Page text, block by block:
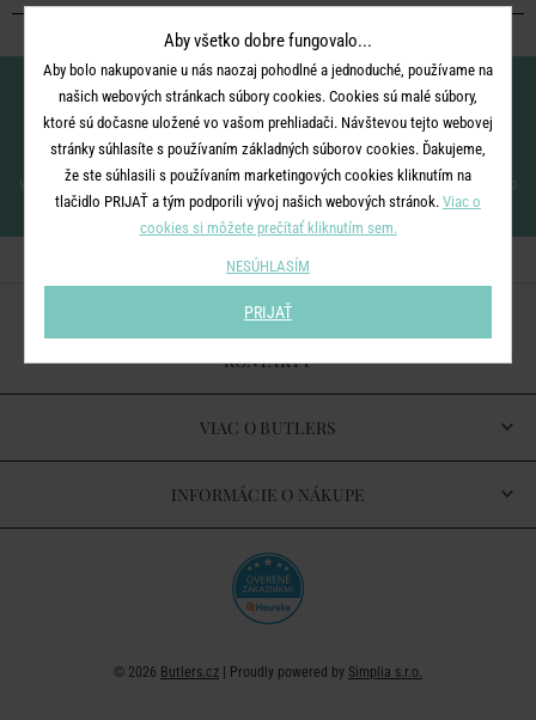
Nenechajte si ujsť novinky!
vložením e-mailu súhlasíteso spracovaním osobných údajovpre zasielanie nášho
newsletteru
KONTAKTY
VIAC O BUTLERS
INFORMÁCIE O NÁKUPE
© 2026 Butlers.cz | Proudly powered by Simplia s.r.o.
Aby všetko dobre fungovalo...
Aby bolo nakupovanie u nás naozaj pohodlné a jednoduché, používame na
našich webových stránkach súbory cookies. Cookies sú malé súbory,
ktoré sú dočasne uložené vo vašom prehliadači. Návštevou tejto webovej
stránky súhlasíte s používaním základných súborov cookies. Ďakujeme,
že ste súhlasili s používaním marketingových cookies kliknutím na
tlačidlo PRIJAŤ a tým podporili vývoj našich webových stránok. Viac o
cookies si môžete prečítať kliknutím sem.
NESÚHLASÍM
PRIJAŤ